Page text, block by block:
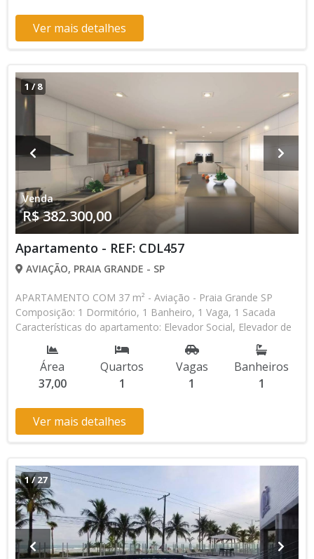
Ver mais detalhes
1/8
Venda
R$ 382.300,00
Apartamento - REF: CDL457
AVIAÇÃO, PRAIA GRANDE - SP
APARTAMENTO COM 37 m² - Aviação - Praia Grande SP
Composição: 1 Dormitório, 1 Banheiro, 1 Vaga, 1 Sacada
Características do apartamento: Elevador Social, Elevador de
Serviço, Portão Automático, Lavanderia, Piscina, Piscina
Infantil, Salão de Jogos, Espaço Kids Aceita Financiamento
Direto com a Construtora Lançamento, Em Obras * Os
valores e disponibilidade podem ser alterados sem prévio
Área
37,00
Quartos
1
Vagas
1
Banheiros
1
Ver mais detalhes
1/27